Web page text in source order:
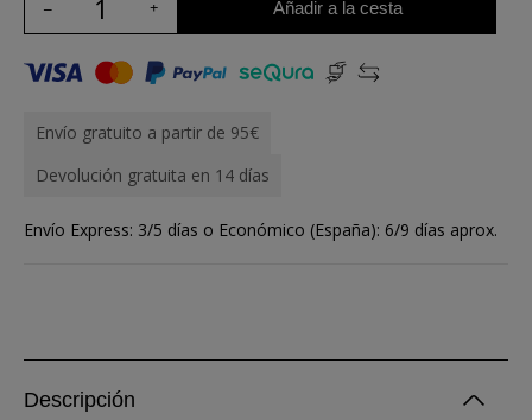
Añadir a la cesta
Envío gratuito a partir de 95€
Devolución gratuita en 14 días
Envío Express: 3/5 días o Económico (España): 6/9 días aprox.
Descripción